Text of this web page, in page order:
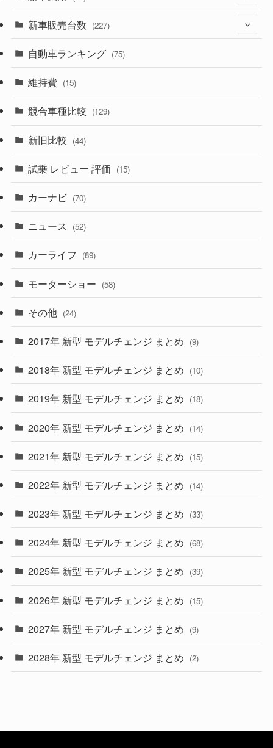
(357)
(329)
(230)
(253)
(242)
(85)
(84)
(14)
(222)
(50)
(43)
(6)
(9)
(4)
(30)
(27)
(58)
(28)
(27)
(26)
(33)
(10)
(35)
(10)
(9)
(22)
(4)
(9)
(4)
(1)
(28)
(8)
(3)
(3)
(5)
(1)
新車販売台数 (227)
(21)
(5)
(7)
(5)
自動車ランキング (75)
維持費 (15)
競合車種比較 (129)
新旧比較 (44)
試乗 レビュー 評価 (15)
カーナビ (70)
ニュース (52)
カーライフ (89)
モーターショー (58)
その他 (24)
2017年 新型 モデルチェンジ まとめ (9)
2018年 新型 モデルチェンジ まとめ (10)
2019年 新型 モデルチェンジ まとめ (18)
2020年 新型 モデルチェンジ まとめ (14)
2021年 新型 モデルチェンジ まとめ (15)
2022年 新型 モデルチェンジ まとめ (14)
2023年 新型 モデルチェンジ まとめ (33)
2024年 新型 モデルチェンジ まとめ (68)
2025年 新型 モデルチェンジ まとめ (39)
2026年 新型 モデルチェンジ まとめ (15)
2027年 新型 モデルチェンジ まとめ (9)
2028年 新型 モデルチェンジ まとめ (2)